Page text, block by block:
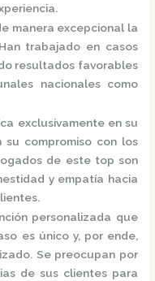
manera excepcional la
Han trabajado en casos
resultados favorables
nacionales como
exclusivamente en su
su compromiso con los
de este top son
y empatía hacia
personalizada que
es único y, por ende,
Se preocupan por
de sus clientes para